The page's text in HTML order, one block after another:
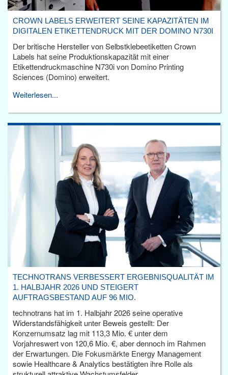
CROWN LABELS ERWEITERT SEINE KAPAZITÄTEN IM
DIGITALEN ETIKETTENDRUCK MIT DER DOMINO N730I
Der britische Hersteller von Selbstklebeetiketten Crown
Labels hat seine Produktionskapazität mit einer
Etikettendruckmaschine N730i von Domino Printing
Sciences (Domino) erweitert.
Weiterlesen...
TECHNOTRANS VERBESSERT ERGEBNISQUALITÄT IM
1. HALBJAHR 2026 UND STEIGERT
AUFTRAGSBESTAND AUF 96 MIO.
technotrans hat im 1. Halbjahr 2026 seine operative
Widerstandsfähigkeit unter Beweis gestellt: Der
Konzernumsatz lag mit 113,3 Mio. € unter dem
Vorjahreswert von 120,6 Mio. €, aber dennoch im Rahmen
der Erwartungen. Die Fokusmärkte Energy Management
sowie Healthcare & Analytics bestätigten ihre Rolle als